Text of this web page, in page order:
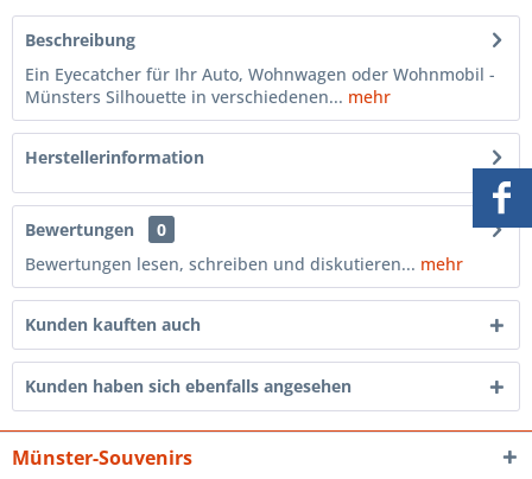
Beschreibung
Ein Eyecatcher für Ihr Auto, Wohnwagen oder Wohnmobil -
Münsters Silhouette in verschiedenen... mehr
Herstellerinformation
Bewertungen
0
Bewertungen lesen, schreiben und diskutieren... mehr
Kunden kauften auch
Kunden haben sich ebenfalls angesehen
Münster-Souvenirs